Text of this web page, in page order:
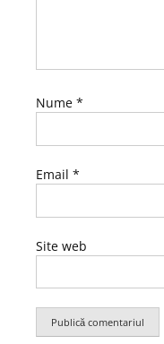
Nume *
Email *
Site web